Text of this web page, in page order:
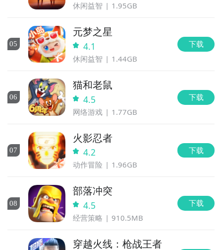
休闲益智 1.95GB
05
元梦之星
4.1
休闲益智 1.44GB
下载
06
猫和老鼠
4.5
网络游戏 1.77GB
下载
07
火影忍者
4.2
动作冒险 1.96GB
下载
08
部落冲突
4.5
经营策略 910.5MB
下载
穿越火线：枪战王者